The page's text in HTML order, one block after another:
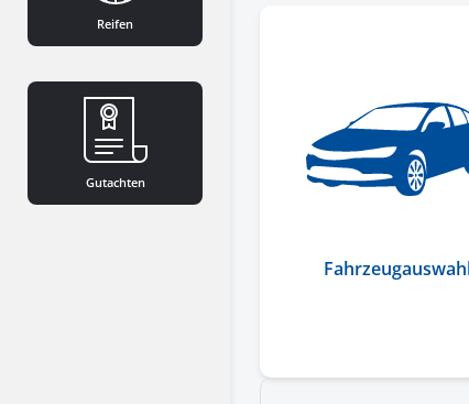
Reifen
Gutachten